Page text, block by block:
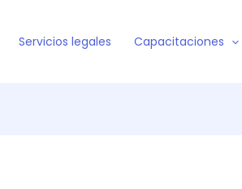
Servicios legales Capacitaciones